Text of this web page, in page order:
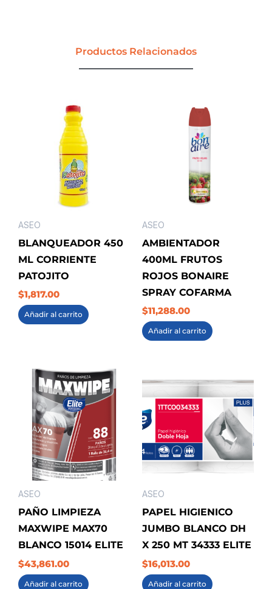
BLANQ00033Productos Relacionados
ASEO
BLANQUEADOR 450
ML CORRIENTE
PATOJITO
$1,817.00
Añadir al carrito
ASEO
AMBIENTADOR
400ML FRUTOS
ROJOS BONAIRE
SPRAY COFARMA
$11,288.00
Añadir al carrito
ASEO
PAÑO LIMPIEZA
MAXWIPE MAX70
BLANCO 15014 ELITE
$43,861.00
Añadir al carrito
ASEO
PAPEL HIGIENICO
JUMBO BLANCO DH
X 250 MT 34333 ELITE
$16,013.00
Añadir al carrito